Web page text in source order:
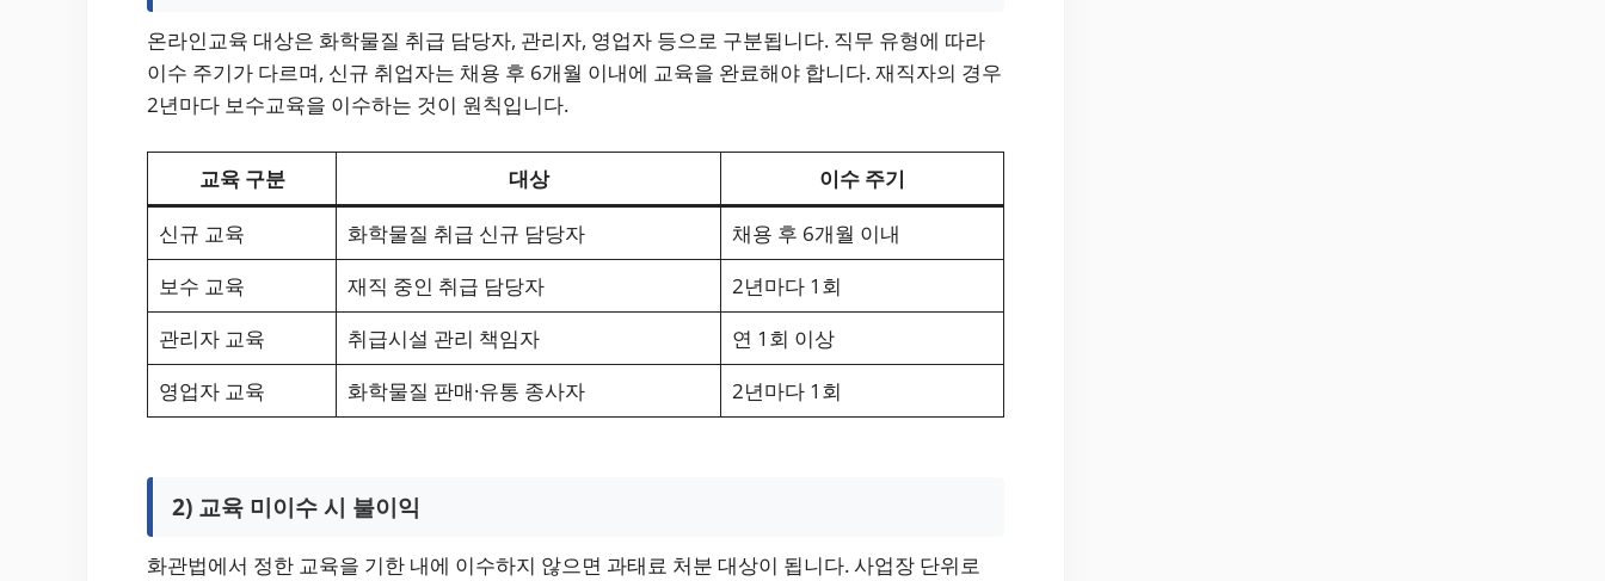
온라인교육 대상은 화학물질 취급 담당자, 관리자, 영업자 등으로 구분됩니다. 직무 유형에 따라
이수 주기가 다르며, 신규 취업자는 채용 후 6개월 이내에 교육을 완료해야 합니다. 재직자의 경우
2년마다 보수교육을 이수하는 것이 원칙입니다.
교육 구분 대상
이수 주기
신규 교육
화학물질 취급 신규 담당자
채용 후 6개월 이내
보수 교육
재직 중인 취급 담당자
2년마다 1회
관리자 교육
취급시설 관리 책임자
연 1회 이상
영업자 교육
화학물질 판매·유통 종사자 2년마다 1회
2) 교육 미이수 시 불이익
화관법에서 정한 교육을 기한 내에 이수하지 않으면 과태료 처분 대상이 됩니다. 사업장 단위로